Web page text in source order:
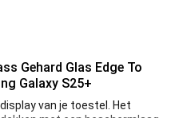
Gehard Glas Edge To
Galaxy S25+
van je toestel. Het